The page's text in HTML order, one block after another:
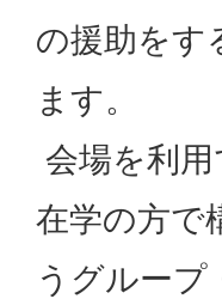
の援助をす
ます。
会場を利
在学の方で
うグループ